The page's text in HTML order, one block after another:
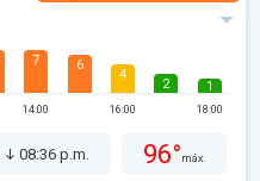
7
14:00
6
4
16:00
2 1
18:00
08:36 p.m. 96° máx.